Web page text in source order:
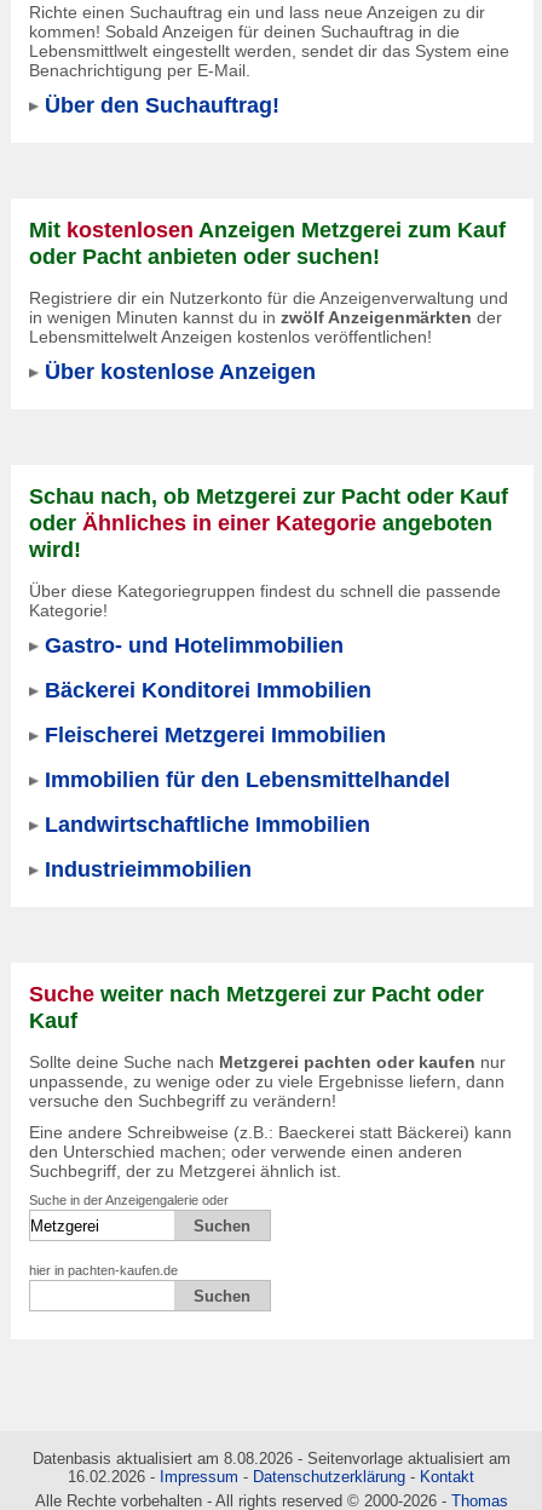
Richte einen Suchauftrag ein und lass neue Anzeigen zu dir
kommen! Sobald Anzeigen für deinen Suchauftrag in die
Lebensmittlwelt eingestellt werden, sendet dir das System eine
Benachrichtigung per E-Mail.
Über den Suchauftrag!
Mit kostenlosen Anzeigen Metzgerei zum Kauf
oder Pacht anbieten oder suchen!
Registriere dir ein Nutzerkonto für die Anzeigenverwaltung und
in wenigen Minuten kannst du in zwölf Anzeigenmärkten der
Lebensmittelwelt Anzeigen kostenlos veröffentlichen!
Über kostenlose Anzeigen
Schau nach, ob Metzgerei zur Pacht oder Kauf
oder Ähnliches in einer Kategorie angeboten
wird!
Über diese Kategoriegruppen findest du schnell die passende
Kategorie!
Gastro- und Hotelimmobilien
Bäckerei Konditorei Immobilien
Fleischerei Metzgerei Immobilien
Immobilien für den Lebensmittelhandel
Landwirtschaftliche Immobilien
Industrieimmobilien
Suche weiter nach Metzgerei zur Pacht oder
Kauf
Sollte deine Suche nach Metzgerei pachten oder kaufen nur
unpassende, zu wenige oder zu viele Ergebnisse liefern, dann
versuche den Suchbegriff zu verändern!
Eine andere Schreibweise (z.B.: Baeckerei statt Bäckerei) kann
den Unterschied machen; oder verwende einen anderen
Suchbegriff, der zu Metzgerei ähnlich ist.
Suche in der Anzeigengalerie oder
hier in pachten-kaufen.de
Datenbasis aktualisiert am 8.08.2026 - Seitenvorlage aktualisiert am
16.02.2026 - Impressum - Datenschutzerklärung - Kontakt
Alle Rechte vorbehalten - All rights reserved © 2000-2026 - Thomas